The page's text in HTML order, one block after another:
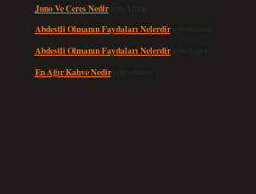
Juno Ve Ceres Nediriçin Altan
Abdestli Olmanın Faydaları Nelerdiriçin admin
Abdestli Olmanın Faydaları Nelerdiriçin Alper
En Ağır Kahve Nediriçin admin